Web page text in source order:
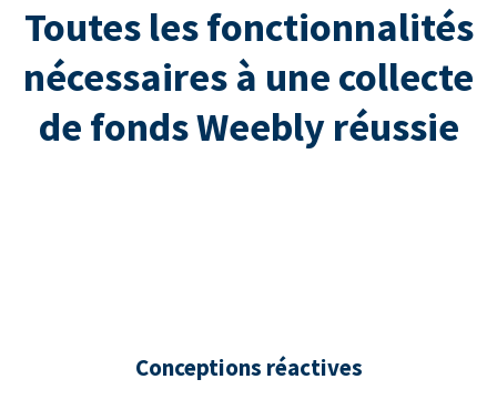
Toutes les fonctionnalités
nécessaires à une collecte
de fonds Weebly réussie
Conceptions réactives